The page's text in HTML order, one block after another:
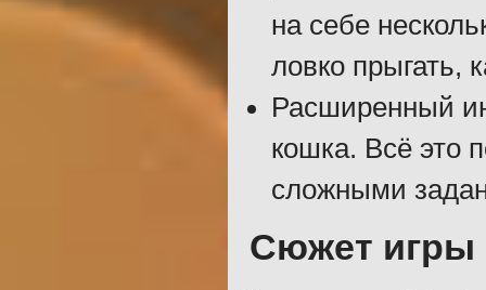
на себе
ловко прыгать,
Расширенный
кошка. Всё это
сложными
Сюжет игры